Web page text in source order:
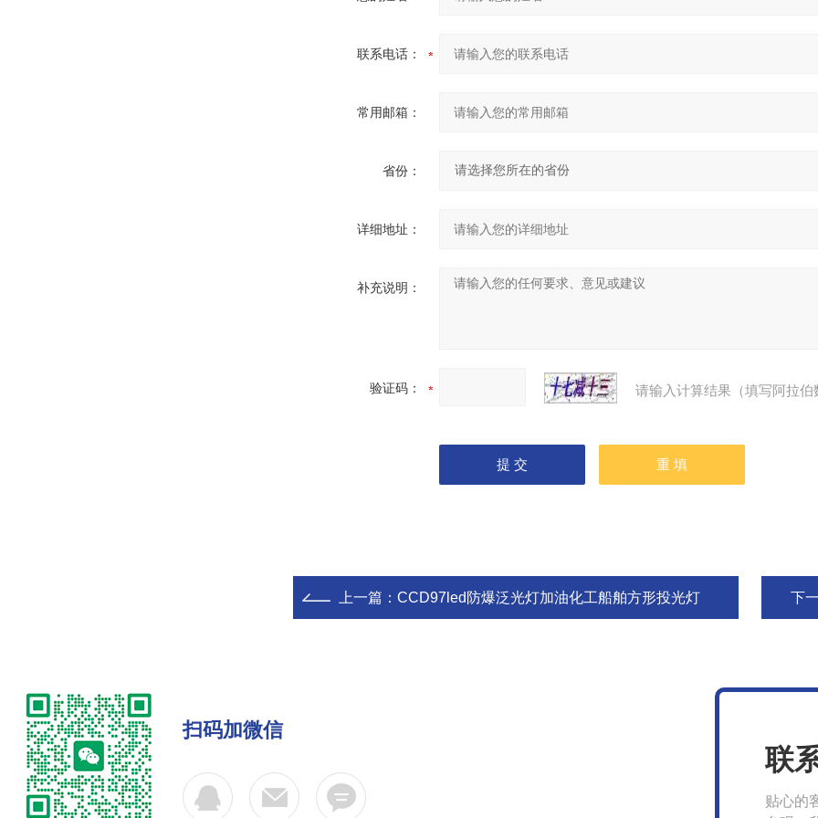
联系电话：
常用邮箱：
省份：
详细地址：
补充说明：
验证码： 请输入计算结果（填写阿拉
上一篇： CCD97led防爆泛光灯加油化工船舶方形投光灯 下
扫码加微信
联
贴心的